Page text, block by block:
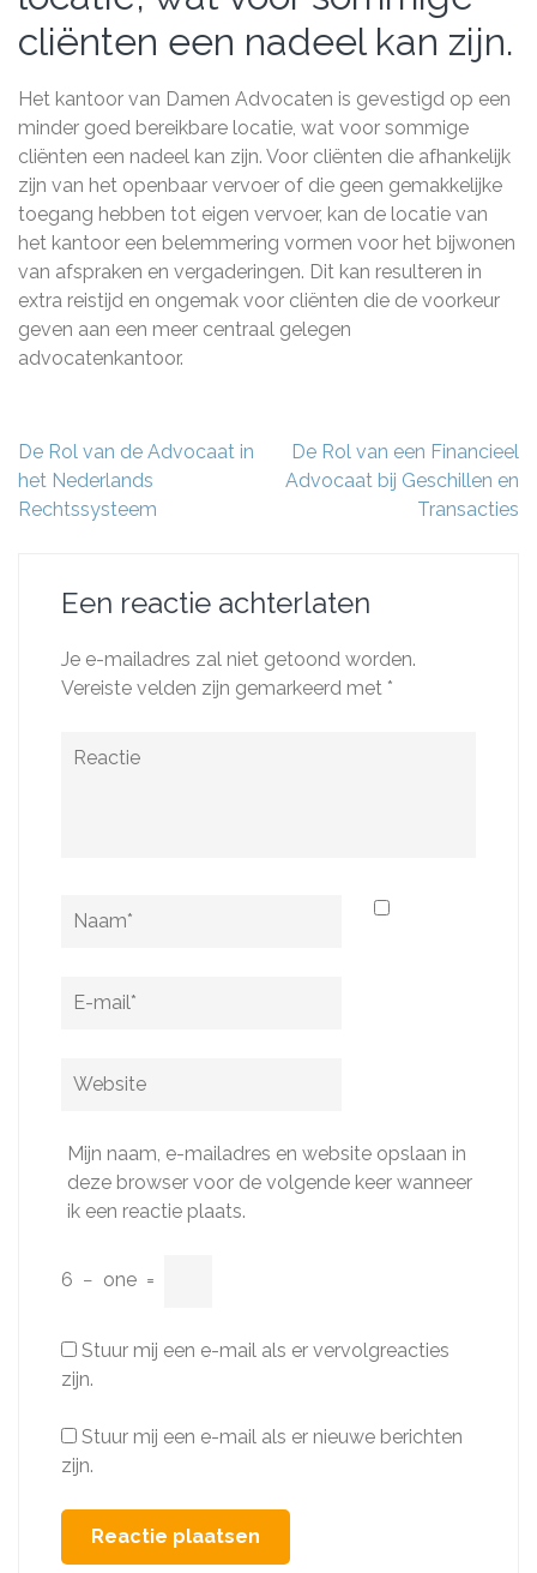
cliënten een nadeel kan zijn.
Het kantoor van Damen Advocaten is gevestigd op een
minder goed bereikbare locatie, wat voor sommige
cliënten een nadeel kan zijn. Voor cliënten die afhankelijk
zijn van het openbaar vervoer of die geen gemakkelijke
toegang hebben tot eigen vervoer, kan de locatie van
het kantoor een belemmering vormen voor het bijwonen
van afspraken en vergaderingen. Dit kan resulteren in
extra reistijd en ongemak voor cliënten die de voorkeur
geven aan een meer centraal gelegen
advocatenkantoor.
Berichtnavigatie
De Rol van de Advocaat in
het Nederlands
Rechtssysteem
De Rol van een Financieel
Advocaat bij Geschillen en
Transacties
Een reactie achterlaten
Je e-mailadres zal niet getoond worden.
Vereiste velden zijn gemarkeerd met *
Reactie
Naam
E-
Website
Mijn naam, e-mailadres en website opslaan in
deze browser voor de volgende keer wanneer
ik een reactie plaats.
6 − one =
Stuur mij een e-mail als er vervolgreacties
zijn.
Stuur mij een e-mail als er nieuwe berichten
zijn.